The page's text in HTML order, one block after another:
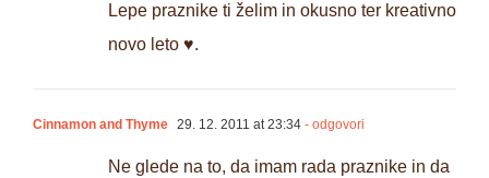
Lepe praznike ti želim in okusno ter kreativno
novo leto ♥.
Cinnamon and Thyme 29. 12. 2011 at 23:34 - odgovori
Ne glede na to, da imam rada praznike in da